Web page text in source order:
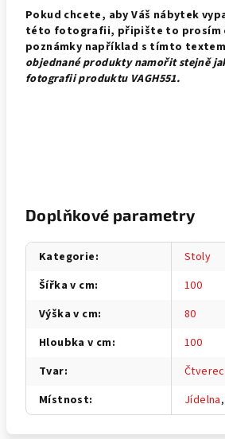
Pokud chcete, aby Váš nábytek
této fotografii, připište to prosím
poznámky například s tímto
objednané produkty namořit stejně
fotografii produktu VAGH551.
Doplňkové parametry
Kategorie:
Stoly
Šířka v cm:
100
Výška v cm:
80
Hloubka v cm:
100
Tvar:
Čtverec
Místnost: Jídelna,